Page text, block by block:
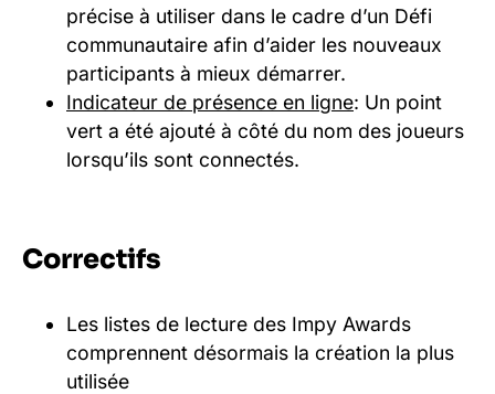
précise à utiliser dans le cadre d’un Défi
communautaire afin d’aider les nouveaux
participants à mieux démarrer.
Indicateur de présence en ligne: Un point
vert a été ajouté à côté du nom des joueurs
lorsqu’ils sont connectés.
Correctifs
Les listes de lecture des Impy Awards
comprennent désormais la création la plus
utilisée